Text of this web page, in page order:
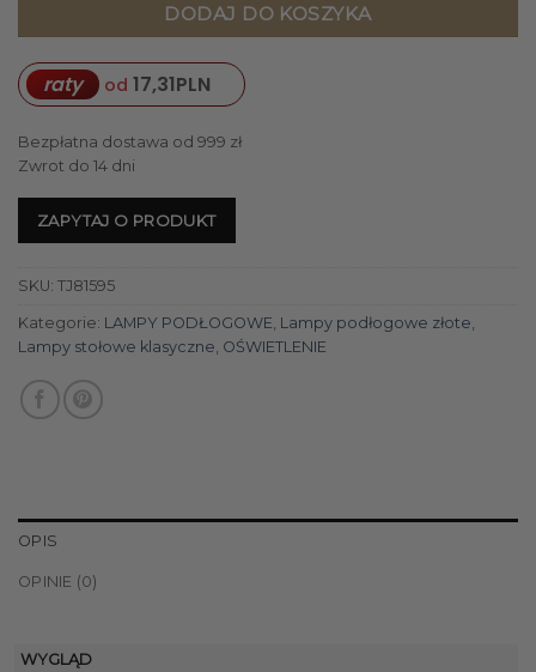
DODAJ DO KOSZYKA
raty od 17,31PLN
Bezpłatna dostawa od 999 zł
Zwrot do 14 dni
ZAPYTAJ O PRODUKT
SKU: TJ81595
Kategorie: LAMPY PODŁOGOWE Lampy podłogowe złote
Lampy stołowe klasyczne OŚWIETLENIE
OPIS
OPINIE (0)
WYGLĄD